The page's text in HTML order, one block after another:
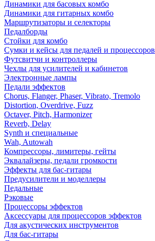
Динамики для басовых комбо
Динамики для гитарных комбо
Маршрутизаторы и селекторы
Педалборды
Стойки для комбо
Сумки и кейсы для педалей и процессоров
Футсвитчи и контроллеры
Чехлы для усилителей и кабинетов
Электронные лампы
Педали эффектов
Chorus, Flanger, Phaser, Vibrato, Tremolo
Distortion, Overdrive, Fuzz
Octaver, Pitch, Harmonizer
Reverb, Delay
Synth и специальные
Wah, Autowah
Компрессоры, лимитеры, гейты
Эквалайзеры, педали громкости
Эффекты для бас-гитары
Предусилители и моделлеры
Педальные
Рэковые
Процессоры эффектов
Аксессуары для процессоров эффектов
Для акустических инструментов
Для бас-гитары